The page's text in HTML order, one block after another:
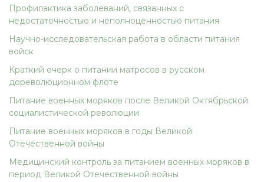
Профилактика заболеваний, связанных с
недостаточностью и неполноценностью питания
Научно-исследовательская работа в области питания
войск
Краткий очерк о питании матросов в русском
дореволюционном флоте
Питание военных моряков после Великой Октябрьской
социалистической революции
Питание военных моряков в годы Великой
Отечественной войны
Медицинский контроль за питанием военных моряков в
период Великой Отечественной войны